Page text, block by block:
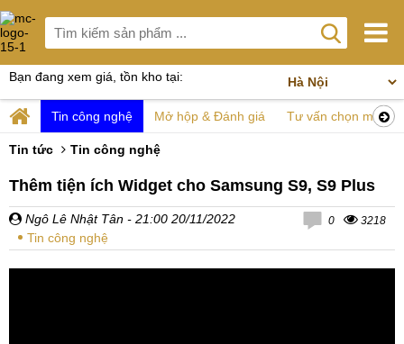
Bạn đang xem giá, tồn kho tại:
Tin công nghệ Mở hộp & Đánh giá Tư vấn chọn mua
Tin tức Tin công nghệ
Thêm tiện ích Widget cho Samsung S9, S9 Plus
Ngô Lê Nhật Tân - 21:00 20/11/2022
Tin công nghệ
0 3218